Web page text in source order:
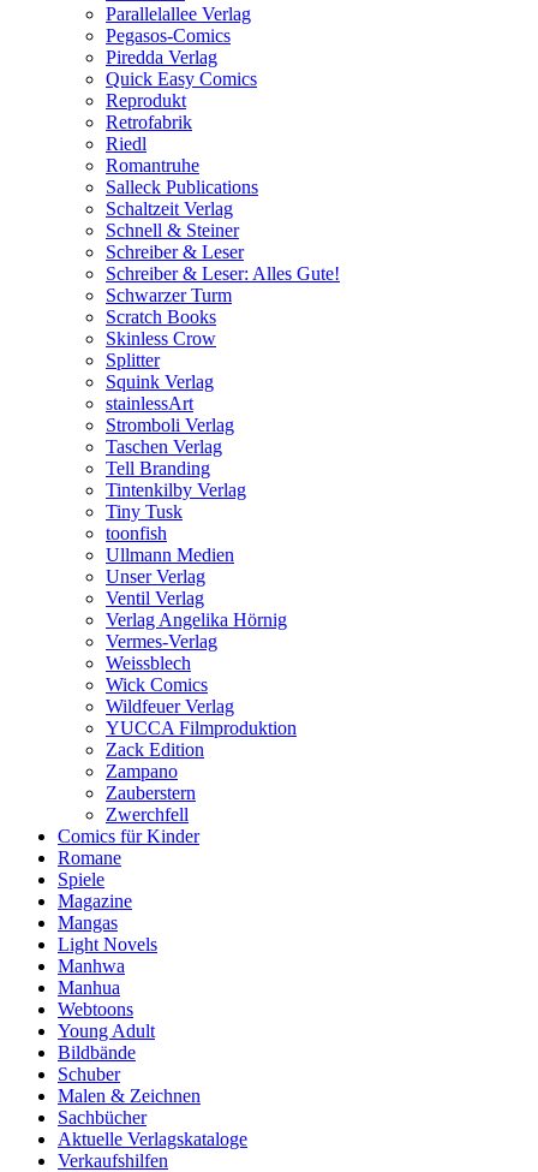
Parallelallee Verlag
Pegasos-Comics
Piredda Verlag
Quick Easy Comics
Reprodukt
Retrofabrik
Riedl
Romantruhe
Salleck Publications
Schaltzeit Verlag
Schnell & Steiner
Schreiber & Leser
Schreiber & Leser: Alles Gute!
Schwarzer Turm
Scratch Books
Skinless Crow
Splitter
Squink Verlag
stainlessArt
Stromboli Verlag
Taschen Verlag
Tell Branding
Tintenkilby Verlag
Tiny Tusk
toonfish
Ullmann Medien
Unser Verlag
Ventil Verlag
Verlag Angelika Hörnig
Vermes-Verlag
Weissblech
Wick Comics
Wildfeuer Verlag
YUCCA Filmproduktion
Zack Edition
Zampano
Zauberstern
Zwerchfell
Comics für Kinder
Romane
Spiele
Magazine
Mangas
Light Novels
Manhwa
Manhua
Webtoons
Young Adult
Bildbände
Schuber
Malen & Zeichnen
Sachbücher
Aktuelle Verlagskataloge
Verkaufshilfen